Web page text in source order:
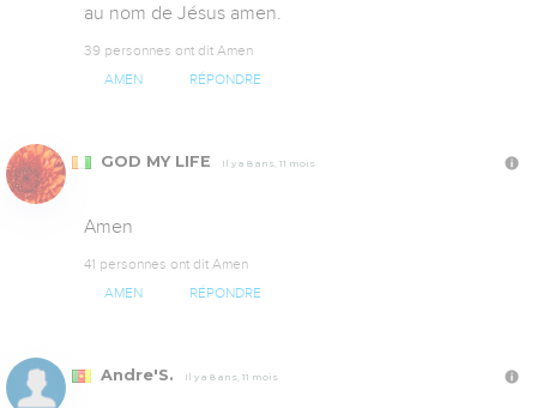
au nom de Jésus amen.
39 personnes ont dit Amen
AMEN RÉPONDRE
GOD MY LIFE Il y a 8 ans, 11 mois
Amen
41 personnes ont dit Amen
AMEN RÉPONDRE
Andre'S. Il y a 8 ans, 11 mois